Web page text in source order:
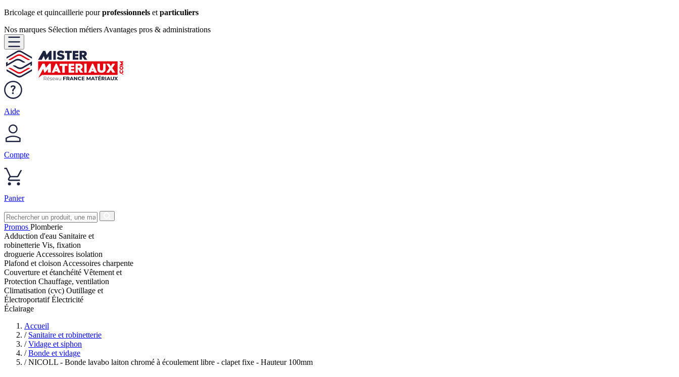
Bricolage et quincaillerie pourprofessionnels et particuliers
Nos marques Sélection métiers Avantages pros & administrations
Aide
Compte
Panier
Promos Plomberie
Adduction d'eau Sanitaire et
robinetterie Vis, fixation
droguerie Accessoires isolation
Plafond et cloison Accessoires charpente
Couverture et étanchéité Vêtement et
Protection Chauffage, ventilation
Climatisation (cvc) Outillage et
ÉlectroportatifÉlectricité
Éclairage
Accueil
/ Sanitaire et robinetterie
/ Vidage et siphon
/ Bonde et vidage
/ NICOLL - Bonde lavabo laiton chromé à écoulement libre - clapet fixe - Hauteur 100mm